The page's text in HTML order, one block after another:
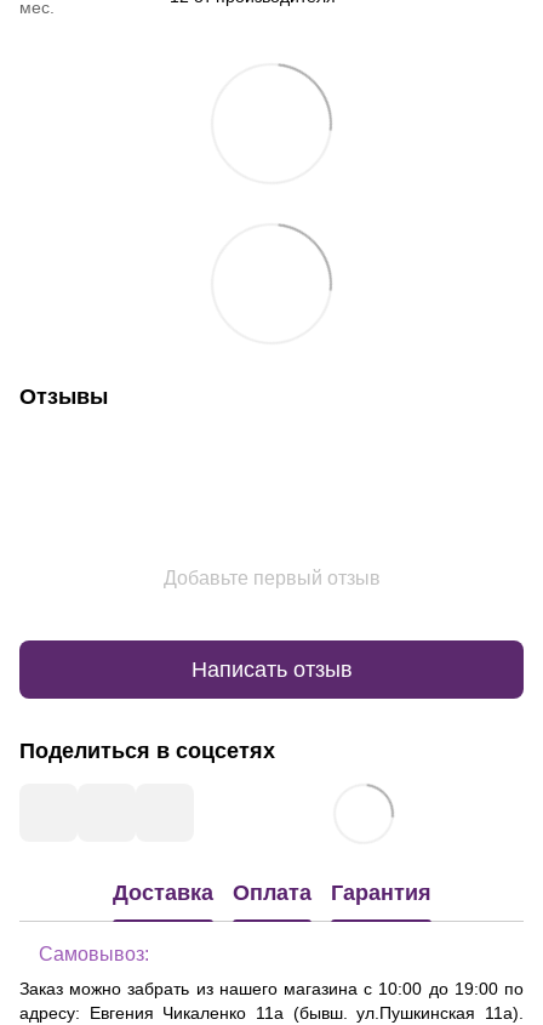
мес.
Отзывы
Добавьте первый отзыв
Написать отзыв
Поделиться в соцсетях
Доставка Оплата Гарантия
Самовывоз:
Заказ можно забрать из нашего магазина с 10:00 до 19:00 по
адресу: Евгения Чикаленко 11а (бывш. ул.Пушкинская 11а)